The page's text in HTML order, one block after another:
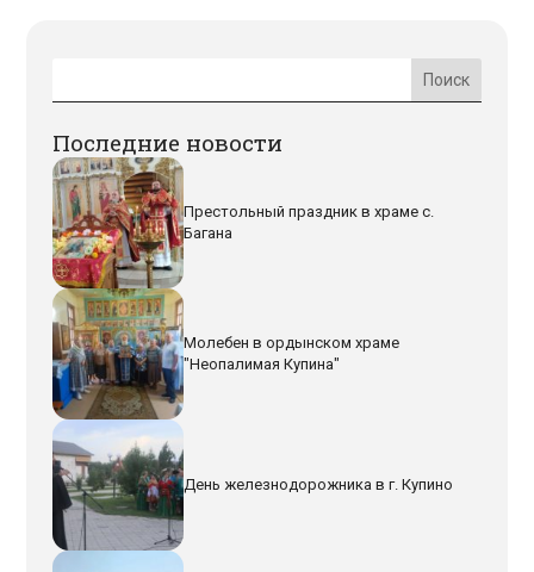
Последние новости
Престольный праздник в храме с.
Багана
Молебен в ордынском храме
"Неопалимая Купина"
День железнодорожника в г. Купино